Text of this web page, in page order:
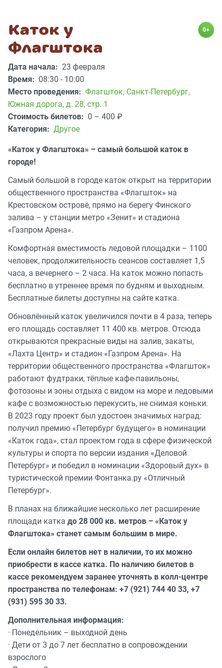
Каток у
Флагштока
0+
Дата начала: 23 февраля
Время: 08:30 - 10:00
Место проведения: Флагшток, Санкт-Петербург,
Южная дорога, д. 28, стр. 1
Стоимость билетов: 0 – 400 ₽
Категория: Другое
«Каток у Флагштока» – самый большой каток в
городе!
Самый большой в городе каток открыт на территории
общественного пространства «Флагшток» на
Крестовском острове, прямо на берегу Финского
залива – у станции метро «Зенит» и стадиона
«Газпром Арена».
Комфортная вместимость ледовой площадки – 1100
человек, продолжительность сеансов составляет 1,5
часа, а вечернего – 2 часа. На каток можно попасть
бесплатно в утреннее время по будням и выходным.
Бесплатные билеты доступны на сайте катка.
Обновлённый каток увеличился почти в 4 раза, теперь
его площадь составляет 11 400 кв. метров. Отсюда
открываются прекрасные виды на залив, закаты,
«Лахта Центр» и стадион «Газпром Арена». На
территории общественного пространства «Флагшток»
работают фудтраки, тёплые кафе-павильоны,
фотозоны и зоны отдыха с видом на море и ледовыми
кафе с возможностью перекусить, не снимая коньки.
В 2023 году проект был удостоен значимых наград:
получил премию «Петербург будущего» в номинации
«Каток года», стал проектом года в сфере физической
культуры и спорта по версии издания «Деловой
Петербург» и победил в номинации «Здоровый дух» в
туристической премии Фонтанка.ру «Отличный
Петербург».
В планах на ближайшие несколько лет расширение
площади катка до 28 000 кв. метров – «Каток у
Флагштока» станет самым большим в мире.
Если онлайн билетов нет в наличии, то их можно
приобрести в кассе катка. По наличию билетов в
кассе рекомендуем заранее уточнять в колл-центре
пространства по телефонам: +7 (921) 744 40 33, +7
(931) 595 30 33.
Дополнительная информация:
· Понедельник – выходной день
· Дети от 3 до 7 лет бесплатно в сопровождении
взрослого